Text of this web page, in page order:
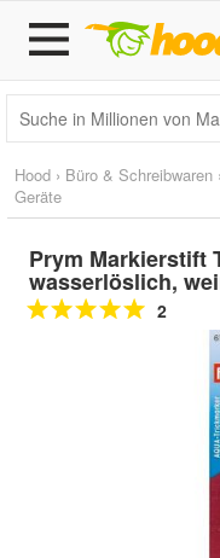
Hood › Büro & Schreibwaren ›
Geräte
Prym Markierstift
wasserlöslich,
2